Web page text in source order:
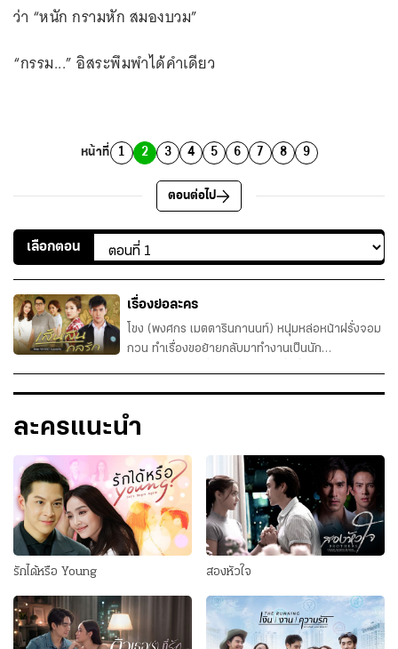
ว่า “หนัก กรามหัก สมองบวม”
“กรรม...” อิสระพึมพำได้คำเดียว
หน้าที่ 1 2 3 4 5 6 7 8 9
ตอนต่อไป
เลือกตอน
เรื่องย่อละคร
โขง (พงศกร เมตตารินกานนท์) หนุ่มหล่อหน้าฝรั่งจอม
กวน ทำเรื่องขอย้ายกลับมาทำงานเป็นนัก
ท้าทายความกลัวในใจ แต่นับตั้งแต่คืนแรกที่เขากลับมา
ละครแนะนำ
รักได้หรือ Young สองหัวใจ